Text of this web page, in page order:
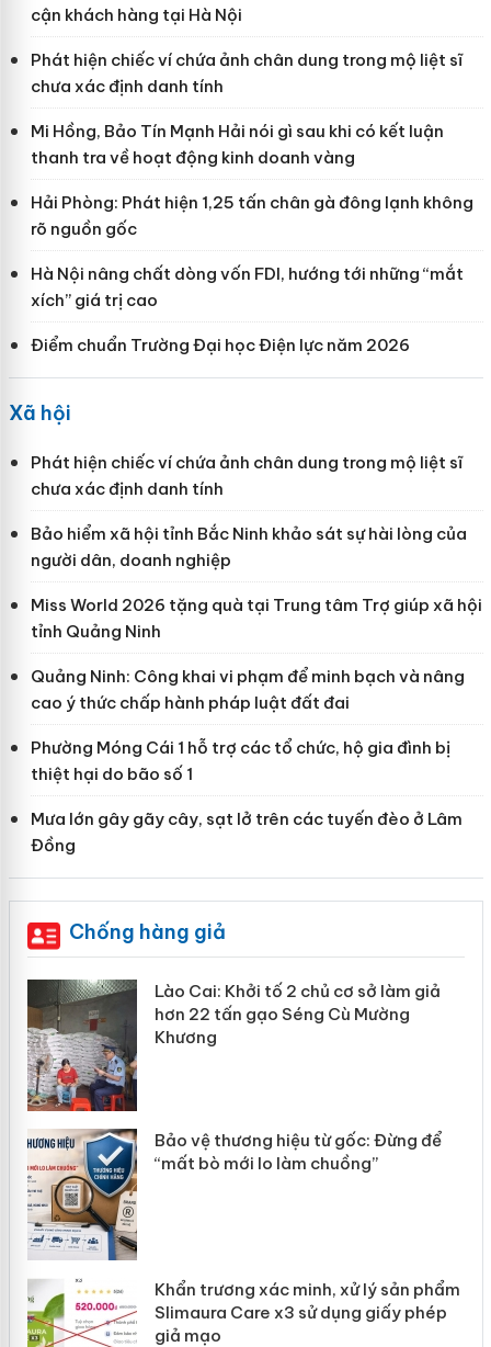
cận khách hàng tại Hà Nội
Phát hiện chiếc ví chứa ảnh chân dung trong mộ liệt sĩ
chưa xác định danh tính
Mi Hồng, Bảo Tín Mạnh Hải nói gì sau khi có kết luận
thanh tra về hoạt động kinh doanh vàng
Hải Phòng: Phát hiện 1,25 tấn chân gà đông lạnh không
rõ nguồn gốc
Hà Nội nâng chất dòng vốn FDI, hướng tới những “mắt
xích” giá trị cao
Điểm chuẩn Trường Đại học Điện lực năm 2026
Xã hội
Phát hiện chiếc ví chứa ảnh chân dung trong mộ liệt sĩ
chưa xác định danh tính
Bảo hiểm xã hội tỉnh Bắc Ninh khảo sát sự hài lòng của
người dân, doanh nghiệp
Miss World 2026 tặng quà tại Trung tâm Trợ giúp xã hội
tỉnh Quảng Ninh
Quảng Ninh: Công khai vi phạm để minh bạch và nâng
cao ý thức chấp hành pháp luật đất đai
Phường Móng Cái 1 hỗ trợ các tổ chức, hộ gia đình bị
thiệt hại do bão số 1
Mưa lớn gây gãy cây, sạt lở trên các tuyến đèo ở Lâm
Đồng
Chống hàng giả
Lào Cai: Khởi tố 2 chủ cơ sở làm giả
hơn 22 tấn gạo Séng Cù Mường
Khương
Bảo vệ thương hiệu từ gốc: Đừng để
“mất bò mới lo làm chuồng”
Khẩn trương xác minh, xử lý sản phẩm
Slimaura Care x3 sử dụng giấy phép
giả mạo